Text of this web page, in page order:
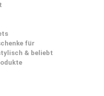
für
& beliebt